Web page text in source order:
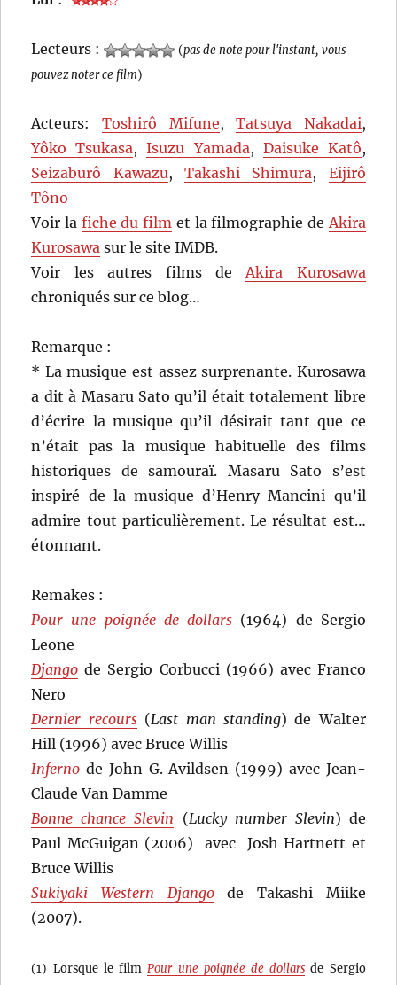
Lecteurs : (pas de note pour l'instant, vous
pouvez noter ce film)
Acteurs: Toshirô Mifune,Tatsuya Nakadai,
Yôko Tsukasa,Isuzu Yamada, Daisuke Katô,
Seizaburô Kawazu,Takashi Shimura, Eijirô
Tôno
Voir la fiche du film et la filmographie deAkira
Kurosawa sur le site IMDB.
Voir les autres films deAkira Kurosawa
chroniqués sur ce blog…
Remarque :
* La musique est assez surprenante. Kurosawa
a dit à Masaru Sato qu’il était totalement libre
d’écrire la musique qu’il désirait tant que ce
n’était pas la musique habituelle des films
historiques de samouraï. Masaru Sato s’est
inspiré de la musique d’Henry Mancini qu’il
admire tout particulièrement. Le résultat est…
étonnant.
Remakes :
Pour une poignée de dollars (1964) de Sergio
Leone
Django de Sergio Corbucci (1966) avec Franco
Nero
Dernier recours(Last man standing) de Walter
Hill (1996) avec Bruce Willis
Inferno de John G. Avildsen (1999) avec Jean-
Claude Van Damme
Bonne chance Slevin (Lucky number Slevin) de
Paul McGuigan (2006) avec Josh Hartnett et
Bruce Willis
Sukiyaki Western Djangode Takashi Miike
(2007).
(1) Lorsque le film Pour une poignée de dollars de Sergio